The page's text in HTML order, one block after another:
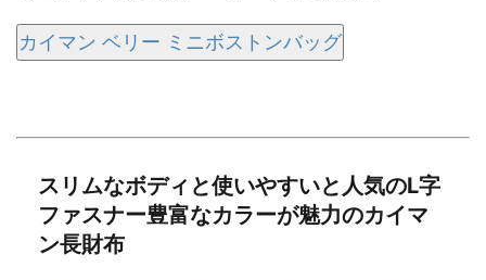
カイマン ベリー ミニボストンバッグ
スリムなボディと使いやすいと人気のL字
ファスナー豊富なカラーが魅力のカイマ
ン長財布